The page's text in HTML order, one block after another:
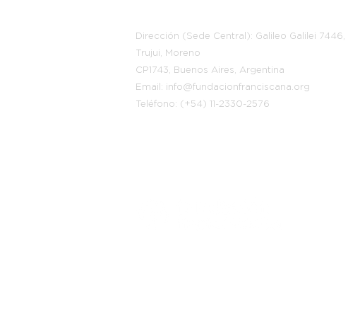
Dirección (Sede Central): Galileo Galilei 7446,
Trujui, Moreno
CP1743, Buenos Aires, Argentina
Email: info@fundacionfranciscana.org
Teléfono: (+54) 11-2330-2576